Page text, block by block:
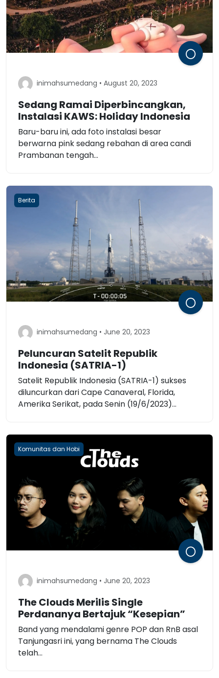
inimahsumedang • August 20, 2023
Sedang Ramai Diperbincangkan,
Instalasi KAWS: Holiday Indonesia
Baru-baru ini, ada foto instalasi besar
berwarna pink sedang rebahan di area candi
Prambanan tengah...
Berita
inimahsumedang • June 20, 2023
Peluncuran Satelit Republik
Indonesia (SATRIA-1)
Satelit Republik Indonesia (SATRIA-1) sukses
diluncurkan dari Cape Canaveral, Florida,
Amerika Serikat, pada Senin (19/6/2023)...
Komunitas dan Hobi
inimahsumedang • June 20, 2023
The Clouds Merilis Single
Perdananya Bertajuk “Kesepian”
Band yang mendalami genre POP dan RnB asal
Tanjungasri ini, yang bernama The Clouds
telah...